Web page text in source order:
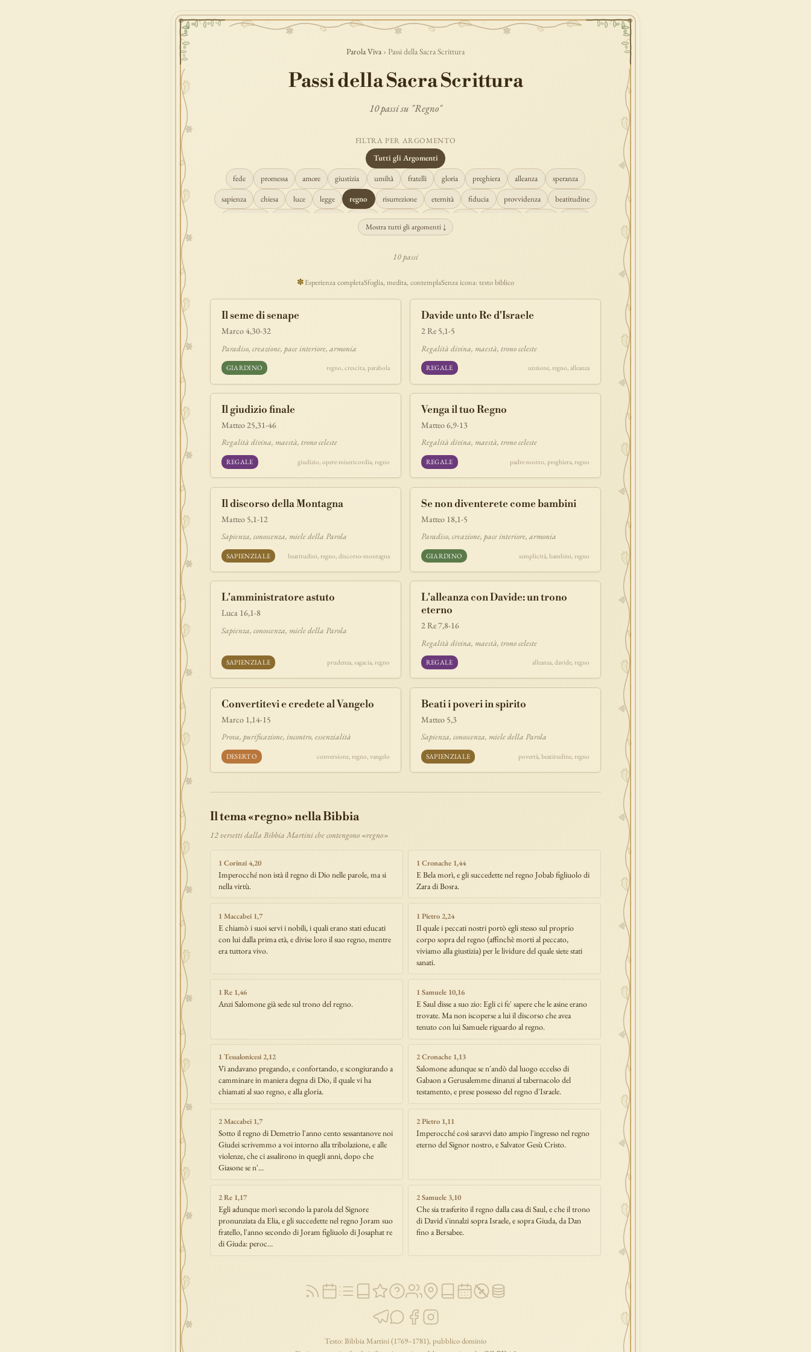
Parola Viva› Passi della Sacra Scrittura
Passi della Sacra Scrittura
10 passi su "Regno"
FILTRA PER ARGOMENTO
Tutti gli Argomenti
fede
promessa amore giustizia umiltà fratelli gloria preghiera alleanza
speranza
sapienza
chiesa luce legge regno risurrezione eternità fiducia provvidenza
beatitudine
fedeltà perdono verità
libertà salvezza
lavoro discepolato teofania comandamento forza
benedizione
segno bilancia unità ricchezza vita-eterna incarnazione natale
epifania
signoria
testimonianza timor-di-dio liberazione pasqua
missione coraggio
Mostra tutti gli argomenti ↓
10 passi
✽Esperienza completaSfoglia, medita, contemplaSenza icona: testo biblico
Il seme di senape
Marco 4,30-32
Paradiso, creazione, pace interiore, armonia
GIARDINO regno, crescita, parabola
Davide unto Re d'Israele
2 Re 5,1-5
Regalità divina, maestà, trono celeste
REGALE unzione, regno, alleanza
Il giudizio finale
Matteo 25,31-46
Regalità divina, maestà, trono celeste
REGALE giudizio, opere-misericordia, regno
Venga il tuo Regno
Matteo 6,9-13
Regalità divina, maestà, trono celeste
REGALE padre-nostro, preghiera, regno
Il discorso della Montagna
Matteo 5,1-12
Sapienza, conoscenza, miele della Parola
SAPIENZIALE beatitudini, regno, discorso-montagna
Se non diventerete come bambini
Matteo 18,1-5
Paradiso, creazione, pace interiore, armonia
GIARDINO semplicità, bambini, regno
L'amministratore astuto
Luca 16,1-8
Sapienza, conoscenza, miele della Parola
SAPIENZIALE prudenza, sagacia, regno
L'alleanza con Davide: un trono
eterno
2 Re 7,8-16
Regalità divina, maestà, trono celeste
REGALE alleanza, davide, regno
Convertitevi e credete al Vangelo
Marco 1,14-15
Prova, purificazione, incontro, essenzialità
DESERTO conversione, regno, vangelo
Beati i poveri in spirito
Matteo 5,3
Sapienza, conoscenza, miele della Parola
SAPIENZIALE povertà, beatitudine, regno
Il tema «regno» nella Bibbia
12 versetti dalla Bibbia Martini che contengono «regno»
1 Corinzi 4,20
Imperocché non istà il regno di Dio nelle parole, ma si
nella virtù.
1 Cronache 1,44
E Bela morì, e gli succedette nel regno Jobab figliuolo di
Zara di Bosra.
1 Maccabei 1,7
E chiamò i suoi servi i nobili, i quali erano stati educati
con lui dalla prima età, e divise loro il suo regno, mentre
era tuttora vivo.
1 Pietro 2,24
Il quale i peccati nostri portò egli stesso sul proprio
corpo sopra del regno (affinchè morti al peccato,
viviamo alla giustizia) per le lividure del quale siete stati
sanati.
1 Re 1,46
Anzi Salomone già sede sul trono del regno.
1 Samuele 10,16
E Saul disse a suo zio: Egli ci fe' sapere che le asine erano
trovate. Ma non iscoperse a lui il discorso che avea
tenuto con lui Samuele riguardo al regno.
1 Tessalonicesi 2,12
Vi andavano pregando, e confortando, e scongiurando a
camminare in maniera degna di Dio, il quale vi ha
chiamati al suo regno, e alla gloria.
2 Cronache 1,13
Salomone adunque se n'andò dal luogo eccelso di
Gabaon a Gerusalemme dinanzi al tabernacolo del
testamento, e prese possesso del regno d'Israele.
2 Maccabei 1,7
Sotto il regno di Demetrio l'anno cento sessantanove noi
Giudei scrivemmo a voi intorno alla tribolazione, e alle
violenze, che ci assalirono in quegli anni, dopo che
Giasone se n'…
2 Pietro 1,11
Imperocché così saravvi dato ampio l'ingresso nel regno
eterno del Signor nostro, e Salvator Gesù Cristo.
2 Re 1,17
Egli adunque morì secondo la parola del Signore
pronunziata da Elia, e gli succedette nel regno Joram suo
fratello, l'anno secondo di Joram figliuolo di Josaphat re
di Giuda: peroc…
2 Samuele 3,10
Che sia trasferito il regno dalla casa di Saul, e che il trono
di David s'innalzi sopra Israele, e sopra Giuda, da Dan
fino a Bersabee.
Testo: Bibbia Martini (1769–1781), pubblico dominio